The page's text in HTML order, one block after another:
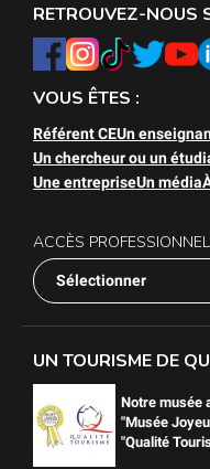
RETROUVEZ-NOUS
VOUS ÊTES :
Référent CEUn
Un chercheur ou un
Une entrepriseUn média
ACCÈS
Sélectionner
UN TOURISME DE
Notre musée
"Musée
"Qualité